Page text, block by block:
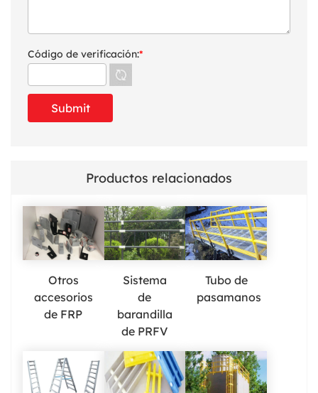
Código de verificación:*
Productos relacionados
Otros
accesorios
de FRP
Sistema
de
barandilla
de PRFV
Tubo de
pasamanos